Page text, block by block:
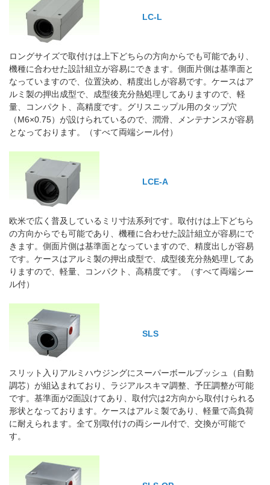
LC-L
ロングサイズで取付けは上下どちらの方向からでも可能であり、
機種に合わせた設計組立が容易にできます。側面片側は基準面と
なっていますので、位置決め、精度出しが容易です。ケースはア
ルミ製の押出成型で、成型後充分熱処理してありますので、軽
量、コンパクト、高精度です。グリスニップル用のタップ穴
（M6×0.75）が設けられているので、潤滑、メンテナンスが容易
となっております。（すべて両端シール付）
LCE-A
欧米で広く普及しているミリ寸法系列です。取付けは上下どちら
の方向からでも可能であり、機種に合わせた設計組立が容易にで
きます。側面片側は基準面となっていますので、精度出しが容易
です。ケースはアルミ製の押出成型で、成型後充分熱処理してあ
りますので、軽量、コンパクト、高精度です。（すべて両端シー
ル付）
SLS
スリット入りアルミハウジングにスーパーボールブッシュ（自動
調芯）が組込まれており、ラジアルスキマ調整、予圧調整が可能
です。基準面が2面設けてあり、取付穴は2方向から取付けられる
形状となっております。ケースはアルミ製であり、軽量で高負荷
に耐えられます。全て別取付けの両シール付で、交換が可能で
す。